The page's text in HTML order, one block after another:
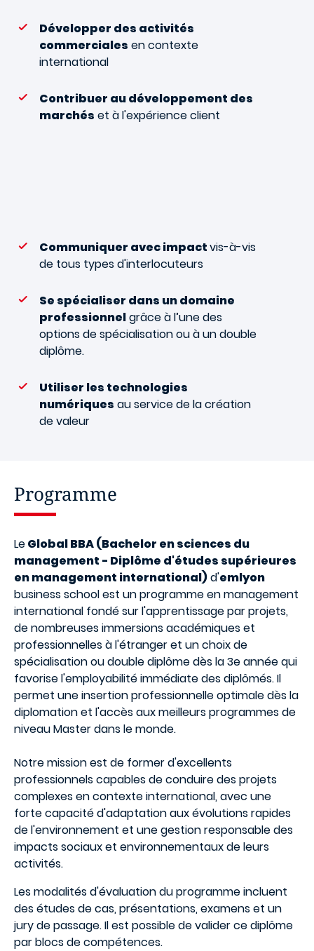
Développer des activités
commerciales en contexte
international
Contribuer au développement des
marchés et à l'expérience client
Communiquer avec impactvis-à-vis
de tous types d'interlocuteurs
Se spécialiser dans un domaine
professionnelgrâce à l’une des
options de spécialisation ou à un double
diplôme.
Utiliser les technologies
numériques au service de la création
de valeur
Programme
LeGlobal BBA (Bachelor en sciences du
management - Diplôme d'études supérieures
en management international)d'emlyon
business school est un programme en management
international fondé sur l'apprentissage par projets,
de nombreuses immersions académiques et
professionnelles à l'étranger et un choix de
spécialisation ou double diplôme dès la 3e année qui
favorise l'employabilité immédiate des diplômés. Il
permet une insertion professionnelle optimale dès la
diplomation et l'accès aux meilleurs programmes de
niveau Master dans le monde.
Notre mission est de former d'excellents
professionnels capables de conduire des projets
complexes en contexte international, avec une
forte capacité d'adaptation aux évolutions rapides
de l'environnement et une gestion responsable des
impacts sociaux et environnementaux de leurs
activités.
Les modalités d'évaluation du programme incluent
des études de cas, présentations, examens et un
jury de passage. Il est possible de valider ce diplôme
par blocs de compétences.